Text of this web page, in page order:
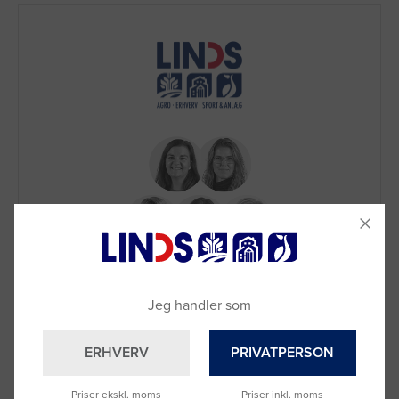
Ring til os på9992 0233
Vi sidder klar til at hjælpe dig.
Du kan også kontakte din lokale sælger
–
se oversigten her
Jeg handler som
ERHVERV
Priser ekskl. moms
PRIVATPERSON
Priser inkl. moms